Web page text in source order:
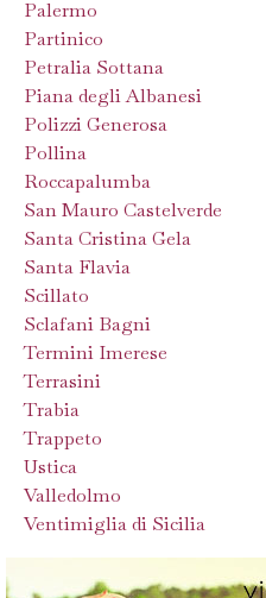
Palermo
Partinico
Petralia Sottana
Piana degli Albanesi
Polizzi Generosa
Pollina
Roccapalumba
San Mauro Castelverde
Santa Cristina Gela
Santa Flavia
Scillato
Sclafani Bagni
Termini Imerese
Terrasini
Trabia
Trappeto
Ustica
Valledolmo
Ventimiglia di Sicilia